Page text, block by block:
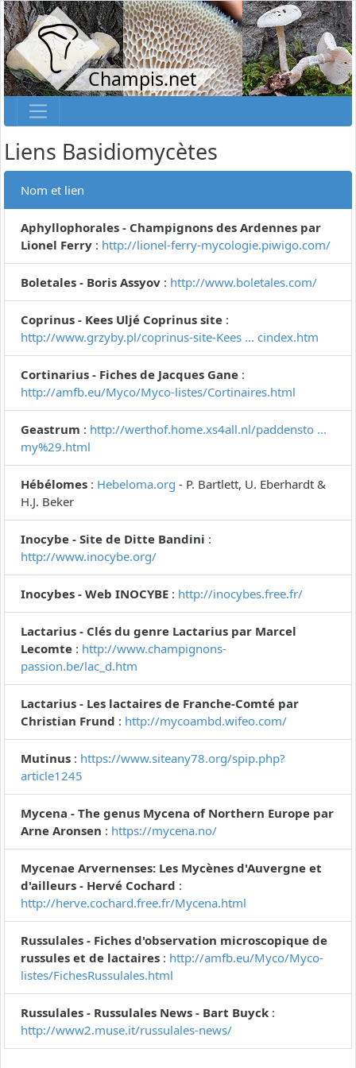
Champis.net
Liens Basidiomycètes
Nom et lien
Aphyllophorales - Champignons des Ardennes par
Lionel Ferry : http://lionel-ferry-mycologie.piwigo.com/
Boletales - Boris Assyov : http://www.boletales.com/
Coprinus - Kees Uljé Coprinus site :
http://www.grzyby.pl/coprinus-site-Kees ... cindex.htm
Cortinarius - Fiches de Jacques Gane :
http://amfb.eu/Myco/Myco-listes/Cortinaires.html
Geastrum : http://werthof.home.xs4all.nl/paddensto ...
my%29.html
Hébélomes : Hebeloma.org - P. Bartlett, U. Eberhardt &
H.J. Beker
Inocybe - Site de Ditte Bandini :
http://www.inocybe.org/
Inocybes - Web INOCYBE : http://inocybes.free.fr/
Lactarius - Clés du genre Lactarius par Marcel
Lecomte : http://www.champignons-
passion.be/lac_d.htm
Lactarius - Les lactaires de Franche-Comté par
Christian Frund : http://mycoambd.wifeo.com/
Mutinus : https://www.siteany78.org/spip.php?
article1245
Mycena - The genus Mycena of Northern Europe par
Arne Aronsen : https://mycena.no/
Mycenae Arvernenses: Les Mycènes d'Auvergne et
d'ailleurs - Hervé Cochard :
http://herve.cochard.free.fr/Mycena.html
Russulales - Fiches d'observation microscopique de
russules et de lactaires : http://amfb.eu/Myco/Myco-
listes/FichesRussulales.html
Russulales - Russulales News - Bart Buyck :
http://www2.muse.it/russulales-news/